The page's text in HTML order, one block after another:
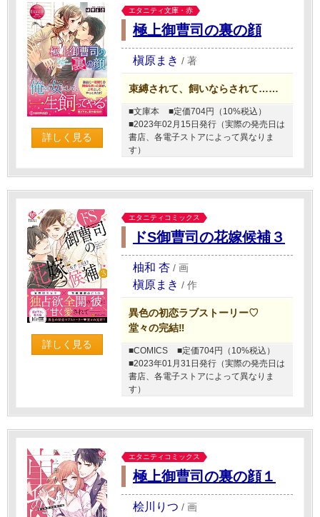
詳しく見る
エタニティ文庫・赤
極上御曹司の裏の顔
槇原まき / 著
束縛されて、飼いならされて……
■文庫本
■定価704円（10%税込）
■2023年02月15日発行（実際の発売日は
書店、各電子ストアによって異なりま
す）
詳しく見る
エタニティコミックス
ドS御曹司の花嫁候補３
柚和 杏 / 画
槇原まき / 作
異色の初恋ラブストーリー♡
堂々の完結‼
■COMICS
■定価704円（10%税込）
■2023年01月31日発行（実際の発売日は
書店、各電子ストアによって異なりま
す）
エタニティコミックス
極上御曹司の裏の顔１
桧川りつ / 画